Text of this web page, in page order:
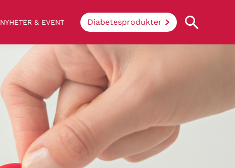
NYHETER & EVENT Diabetesprodukter
Vad innebär diabetes?